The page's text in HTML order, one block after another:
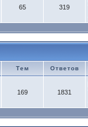
65 319
Тем Ответов
169 1831